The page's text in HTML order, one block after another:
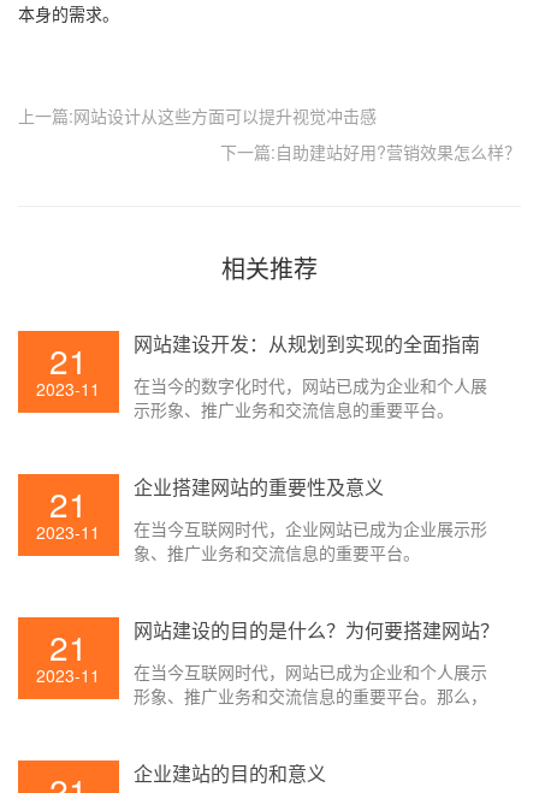
本身的需求。
上一篇:网站设计从这些方面可以提升视觉冲击感
下一篇:自助建站好用?营销效果怎么样？
相关推荐
21
2023-11
网站建设开发：从规划到实现的全面指南
在当今的数字化时代，网站已成为企业和个人展
示形象、推广业务和交流信息的重要平台。
21
2023-11
企业搭建网站的重要性及意义
在当今互联网时代，企业网站已成为企业展示形
象、推广业务和交流信息的重要平台。
21
2023-11
网站建设的目的是什么？为何要搭建网站？
在当今互联网时代，网站已成为企业和个人展示
形象、推广业务和交流信息的重要平台。那么，
企业建站的目的和意义